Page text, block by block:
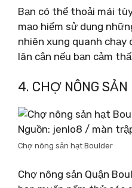
Bạn có thể thoải mái
mạo hiểm sử dụng
nhiên xung quanh chạy
lân cận nếu bạn cảm
4. CHỢ NÔNG
Nguồn: jenlo8 / màn
Chợ nông sản hạt Boulder
Chợ nông sản Quận